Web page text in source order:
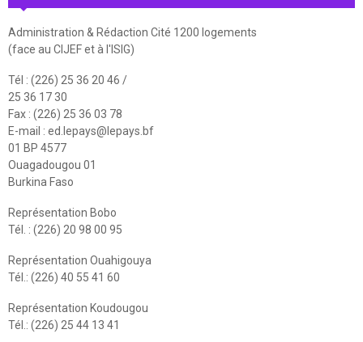
Administration & Rédaction Cité 1200 logements
(face au CIJEF et à l'ISIG)
Tél : (226) 25 36 20 46 /
25 36 17 30
Fax : (226) 25 36 03 78
E-mail : ed.lepays@lepays.bf
01 BP 4577
Ouagadougou 01
Burkina Faso
Représentation Bobo
Tél. : (226) 20 98 00 95
Représentation Ouahigouya
Tél.: (226) 40 55 41 60
Représentation Koudougou
Tél.: (226) 25 44 13 41